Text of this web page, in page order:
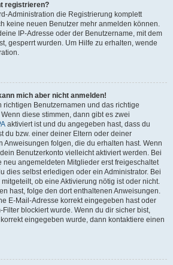
registrieren?
Administration die Registrierung komplett
keine neuen Benutzer mehr anmelden können.
IP-Adresse oder der Benutzername, mit dem
gesperrt wurden. Um Hilfe zu erhalten, wende
mich aber nicht anmelden!
richtigen Benutzernamen und das richtige
diese stimmen, dann gibt es zwei
aktiviert ist und du angegeben hast, dass du
du bzw. einer deiner Eltern oder deiner
Anweisungen folgen, die du erhalten hast. Wenn
Benutzerkonto vielleicht aktiviert werden. Bei
angemeldeten Mitglieder erst freigeschaltet
dies selbst erledigen oder ein Administrator. Bei
ob eine Aktivierung nötig ist oder nicht.
hast, folge den dort enthaltenen Anweisungen.
E-Mail-Adresse korrekt eingegeben hast oder
blockiert wurde. Wenn du dir sicher bist,
eingegeben wurde, dann kontaktiere einen